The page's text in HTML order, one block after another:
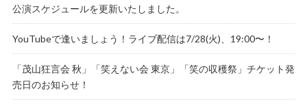
公演スケジュールを更新いたしました。
YouTubeで逢いましょう！ライブ配信は7/28(火)、19:00〜！
「茂山狂言会 秋」「笑えない会 東京」「笑の収穫祭」チケット発
売日のお知らせ！